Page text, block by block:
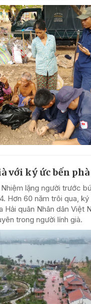
với ký ức bến
lặng người trước
Hơn 60 năm trôi qua,
Hải quân Nhân dân Việt
trong người lính già.